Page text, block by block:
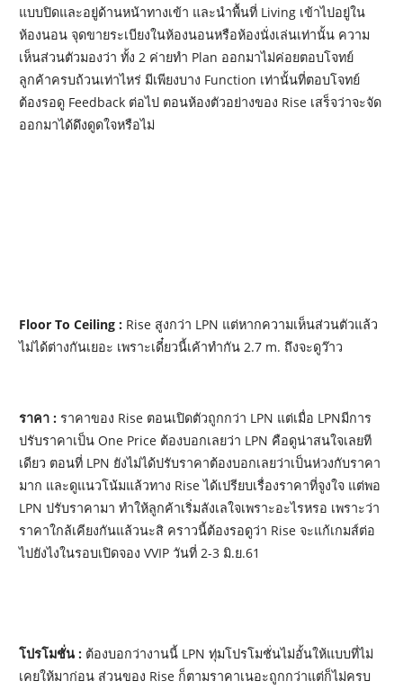
แบบปิดและอยู่ด้านหน้าทางเข้า และนำพื้นที่ Living เข้าไปอยู่ใน
ห้องนอน จุดขายระเบียงในห้องนอนหรือห้องนั่งเล่นเท่านั้น ความ
เห็นส่วนตัวมองว่า ทั้ง 2 ค่ายทำ Plan ออกมาไม่ค่อยตอบโจทย์
ลูกค้าครบถ้วนเท่าไหร่ มีเพียงบาง Function เท่านั้นที่ตอบโจทย์
ต้องรอดู Feedback ต่อไป ตอนห้องตัวอย่างของ Rise เสร็จว่าจะจัด
ออกมาได้ดึงดูดใจหรือไม่
Floor To Ceiling : Rise สูงกว่า LPN แต่หากความเห็นส่วนตัวแล้ว
ไม่ได้ต่างกันเยอะ เพราะเดี๋ยวนี้เค้าทำกัน 2.7 m. ถึงจะดูว๊าว
ราคา : ราคาของ Rise ตอนเปิดตัวถูกกว่า LPN แต่เมื่อ LPNมีการ
ปรับราคาเป็น One Price ต้องบอกเลยว่า LPN คือดูน่าสนใจเลยที
เดียว ตอนที่ LPN ยังไม่ได้ปรับราคาต้องบอกเลยว่าเป็นห่วงกับราคา
มาก และดูแนวโน้มแล้วทาง Rise ได้เปรียบเรื่องราคาที่จูงใจ แต่พอ
LPN ปรับราคามา ทำให้ลูกค้าเริ่มลังเลใจเพราะอะไรหรอ เพราะว่า
ราคาใกล้เคียงกันแล้วนะสิ คราวนี้ต้องรอดูว่า Rise จะแก้เกมส์ต่อ
ไปยังไงในรอบเปิดจอง VVIP วันที่ 2-3 มิ.ย.61
โปรโมชั่น :ต้องบอกว่างานนี้ LPN ทุ่มโปรโมชั่นไม่อั้นให้แบบที่ไม่
เคยให้มาก่อน ส่วนของ Rise ก็ตามราคาเนอะถูกกว่าแต่ก็ไม่ครบ